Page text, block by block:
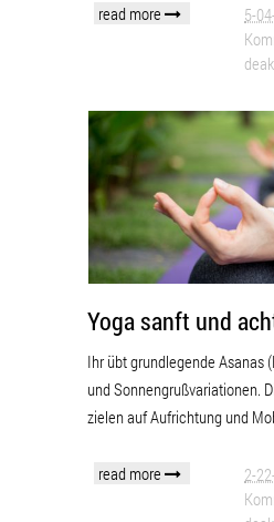
read more 5-
Yoga sanft und
Ihr übt grundlegende Asanas
und Sonnengrußvariationen.
zielen auf Aufrichtung und
read more 2-